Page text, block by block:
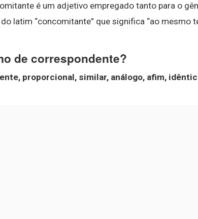
é um adjetivo empregado tanto para o
latim “concomitante” que significa “ao mesmo
de correspondente?
proporcional, similar, análogo, afim,